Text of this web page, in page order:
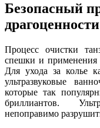
Безопасный
драгоценности
Процесс очистки
спешки и применения
Для ухода за колье
ультразвуковые
которые так
бриллиантов.
непоправимо